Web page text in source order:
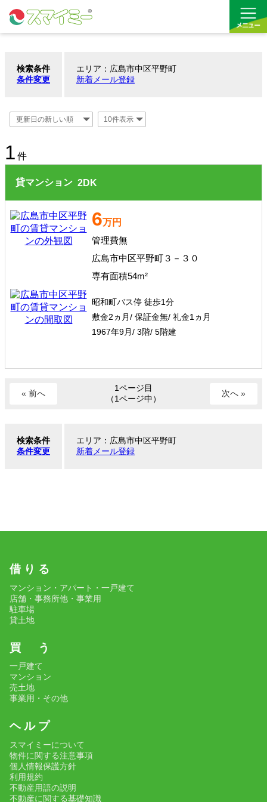
借りる
お気に入り
検索条件
条件変更
エリア：広島市中区平野町
新着メール登録
1 件
貸マンション 2DK
6万円
管理費無
広島市中区平野町３－３０
専有面積54m²
昭和町バス停 徒歩1分
敷金2ヵ月/ 保証金無/ 礼金1ヵ月
1967年9月/ 3階/ 5階建
« 前へ
1ページ目
（1ページ中）
次へ »
検索条件
条件変更
エリア：広島市中区平野町
新着メール登録
借 り る
マンション・アパート・一戸建て
店舗・事務所他・事業用
駐車場
貸土地
買 う
一戸建て
マンション
売土地
事業用・その他
ヘ ル プ
スマイミーについて
物件に関する注意事項
個人情報保護方針
利用規約
不動産用語の説明
不動産に関する基礎知識